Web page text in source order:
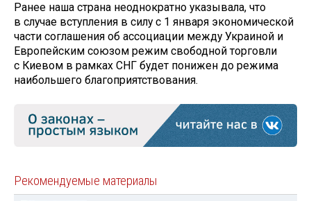
Ранее наша страна неоднократно указывала, что
в случае вступления в силу с 1 января экономической
части соглашения об ассоциации между Украиной и
Европейским союзом режим свободной торговли
с Киевом в рамках СНГ будет понижен до режима
наибольшего благоприятствования.
Рекомендуемые материалы